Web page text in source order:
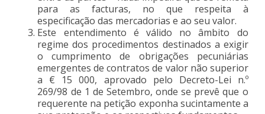
para as facturas, no que respeita à
especificação das mercadorias e ao seu valor.
Este entendimento é válido no âmbito do
regime dos procedimentos destinados a exigir
o cumprimento de obrigações pecuniárias
emergentes de contratos de valor não superior
a € 15 000, aprovado pelo Decreto-Lei n.º
269/98 de 1 de Setembro, onde se prevê que o
requerente na petição exponha sucintamente a